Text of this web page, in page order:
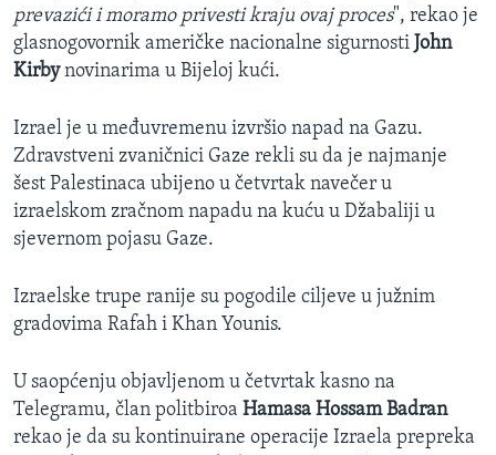
prevazići i moramo privesti kraju ovaj proces", rekao je
glasnogovornik američke nacionalne sigurnosti John
Kirbynovinarima u Bijeloj kući.
Izrael je u međuvremenu izvršio napad na Gazu.
Zdravstveni zvaničnici Gaze rekli su da je najmanje
šest Palestinaca ubijeno u četvrtak navečer u
izraelskom zračnom napadu na kuću u Džabaliji u
sjevernom pojasu Gaze.
Izraelske trupe ranije su pogodile ciljeve u južnim
gradovima Rafah i Khan Younis.
U saopćenju objavljenom u četvrtak kasno na
Telegramu, član politbiroa Hamasa Hossam Badran
rekao je da su kontinuirane operacije Izraela prepreka